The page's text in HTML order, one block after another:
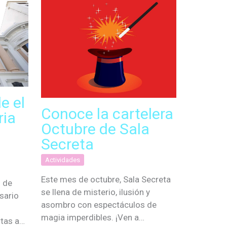
el
de
a…
Conoce la cartelera
Octubre de Sala
Secreta
Actividades
Este mes de octubre, Sala Secreta
se llena de misterio, ilusión y
asombro con espectáculos de
magia imperdibles. ¡Ven a…